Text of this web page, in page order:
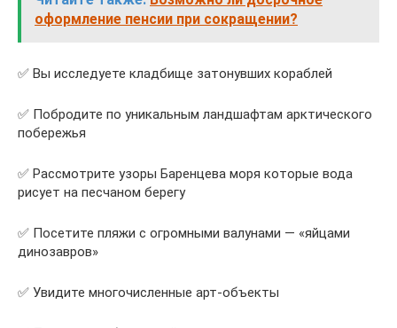
оформление пенсии при сокращении?
✅ Вы исследуете кладбище затонувших кораблей
✅ Побродите по уникальным ландшафтам арктического
побережья
✅ Рассмотрите узоры Баренцева моря которые вода
рисует на песчаном берегу
✅ Посетите пляжи с огромными валунами — «яйцами
динозавров»
✅ Увидите многочисленные арт-объекты